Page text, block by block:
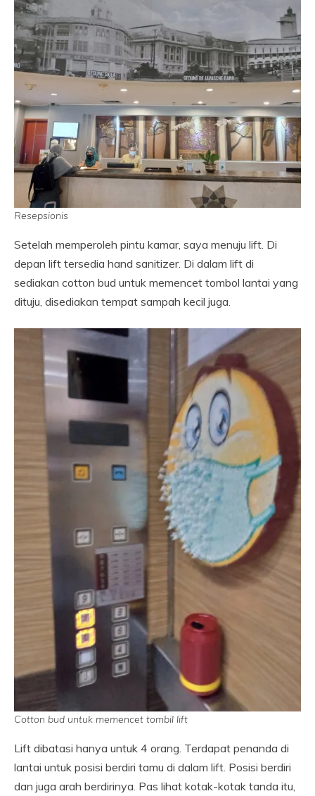
Resepsionis
Setelah memperoleh pintu kamar, saya menuju lift. Di
depan lift tersedia hand sanitizer. Di dalam lift di
sediakan cotton bud untuk memencet tombol lantai yang
dituju, disediakan tempat sampah kecil juga.
Cotton bud untuk memencet tombil lift
Lift dibatasi hanya untuk 4 orang. Terdapat penanda di
lantai untuk posisi berdiri tamu di dalam lift. Posisi berdiri
dan juga arah berdirinya. Pas lihat kotak-kotak tanda itu,